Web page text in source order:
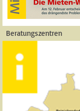
Beratungszentren